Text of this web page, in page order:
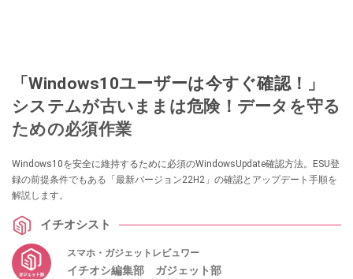
「Windows10ユーザーは今すぐ確認！」
システムが古いままは危険！データを守る
ための必須作業
Windows10を安全に維持するために必須のWindowsUpdate確認方法。ESU登
録の前提条件でもある「最新バージョン22H2」の確認とアップデート手順を
解説します。
イチオシスト
スマホ・ガジェットレビュワー
イチオシ編集部 ガジェット部